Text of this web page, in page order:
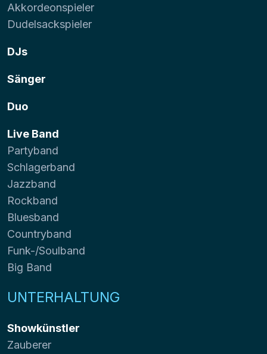
Akkordeonspieler
Dudelsackspieler
DJs
Sänger
Duo
Live Band
Partyband
Schlagerband
Jazzband
Rockband
Bluesband
Countryband
Funk-/Soulband
Big Band
UNTERHALTUNG
Showkünstler
Zauberer